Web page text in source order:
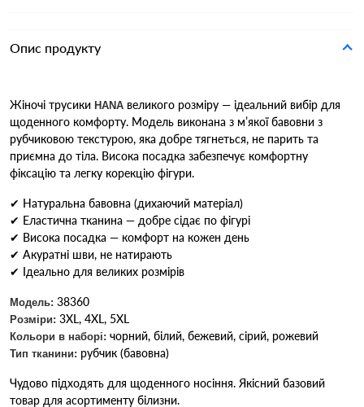
Опис продукту
Жіночі трусики HANA великого розміру — ідеальний вибір для
щоденного комфорту. Модель виконана з м’якої бавовни з
рубчиковою текстурою, яка добре тягнеться, не парить та
приємна до тіла. Висока посадка забезпечує комфортну
фіксацію та легку корекцію фігури.
✔ Натуральна бавовна (дихаючий матеріал)
✔ Еластична тканина — добре сідає по фігурі
✔ Висока посадка — комфорт на кожен день
✔ Акуратні шви, не натирають
✔ Ідеально для великих розмірів
Модель: 38360
Розміри: 3XL, 4XL, 5XL
Кольори в наборі: чорний, білий, бежевий, сірий, рожевий
Тип тканини: рубчик (бавовна)
Чудово підходять для щоденного носіння. Якісний базовий
товар для асортименту білизни.